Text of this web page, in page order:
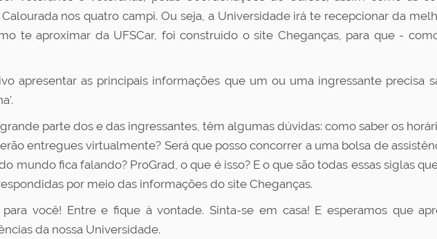
nos quatro campi. Ou seja, a Universidade irá te recepcionar da
te aproximar da UFSCar, foi construído o site Cheganças, para que -
apresentar as principais informações que um ou uma ingressante precisa
parte dos e das ingressantes, têm algumas dúvidas: como saber os
entregues virtualmente? Será que posso concorrer a uma bolsa de
mundo fica falando? ProGrad, o que é isso? E o que são todas essas siglas
por meio das informações do site Cheganças.
você! Entre e fique à vontade. Sinta-se em casa! E esperamos que
da nossa Universidade.